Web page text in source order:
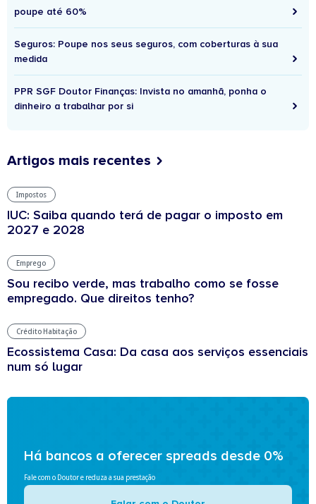
poupe até 60%
Seguros: Poupe nos seus seguros, com coberturas à sua
medida
PPR SGF Doutor Finanças: Invista no amanhã, ponha o
dinheiro a trabalhar por si
Artigos mais recentes
Impostos
IUC: Saiba quando terá de pagar o imposto em
2027 e 2028
Emprego
Sou recibo verde, mas trabalho como se fosse
empregado. Que direitos tenho?
Crédito Habitação
Ecossistema Casa: Da casa aos serviços essenciais
num só lugar
Há bancos a oferecer spreads desde 0%
Fale com o Doutor e reduza a sua prestação